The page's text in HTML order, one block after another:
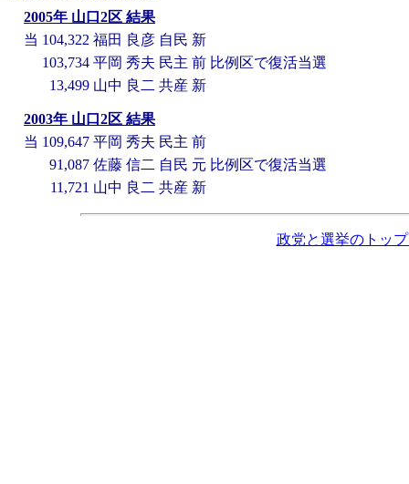
2005年 山口2区 結果
当 104,322 福田 良彦 自民 新
103,734 平岡 秀夫 民主 前 比例区で復活当選
13,499 山中 良二 共産 新
2003年 山口2区 結果
当 109,647 平岡 秀夫 民主 前
91,087 佐藤 信二 自民 元 比例区で復活当選
11,721 山中 良二 共産 新
政党と選挙のトッ